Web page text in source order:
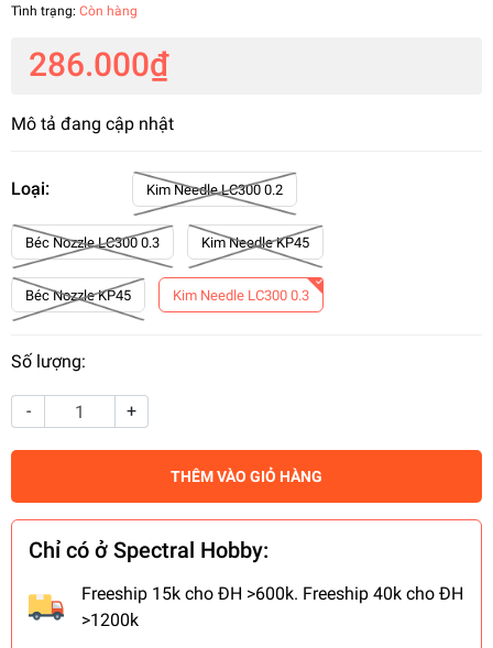
Tình trạng: Còn hàng
286.000₫
Mô tả đang cập nhật
Loại: Kim Needle LC300 0.2
Béc Nozzle LC300 0.3 Kim Needle KP45
Béc Nozzle KP45 Kim Needle LC300 0.3
Số lượng:
- +
THÊM VÀO GIỎ HÀNG
Chỉ có ở Spectral Hobby:
Freeship 15k cho ĐH >600k. Freeship 40k cho ĐH
>1200k